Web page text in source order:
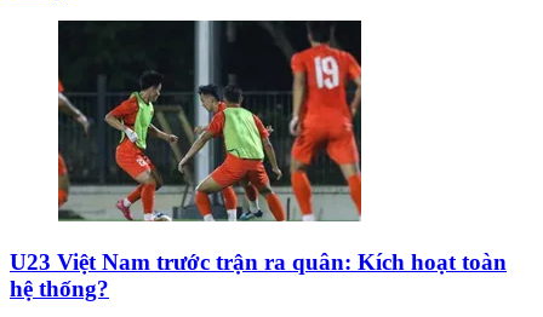
U23 Việt Nam trước trận ra quân: Kích hoạt toàn
hệ thống?